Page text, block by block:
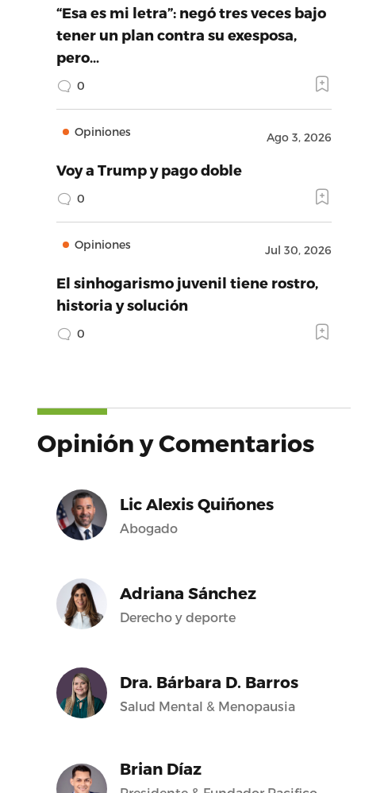
“Esa es mi letra”: negó tres veces bajo
tener un plan contra su exesposa,
pero…
0
Opiniones Ago 3, 2026
Voy a Trump y pago doble
0
Opiniones Jul 30, 2026
El sinhogarismo juvenil tiene rostro,
historia y solución
0
Opinión y Comentarios
Lic Alexis Quiñones
Abogado
Adriana Sánchez
Derecho y deporte
Dra. Bárbara D. Barros
Salud Mental & Menopausia
Brian Díaz